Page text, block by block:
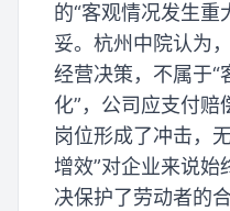
的“客观情况发生重
妥。杭州中院认为
经营决策，不属于“
化”，公司应支付赔
岗位形成了冲击，
增效”对企业来说始
决保护了劳动者的